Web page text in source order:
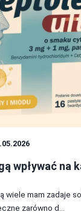
wpływać na
wiele mam zadaje
zarówno d...